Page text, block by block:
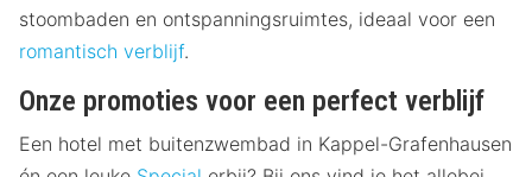
stoombaden en ontspanningsruimtes, ideaal voor een
romantisch verblijf.
Onze promoties voor een perfect verblijf
Een hotel met buitenzwembad in Kappel-Grafenhausen